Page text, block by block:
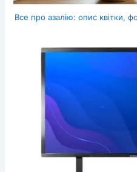
Все про азалію: опис квітки,